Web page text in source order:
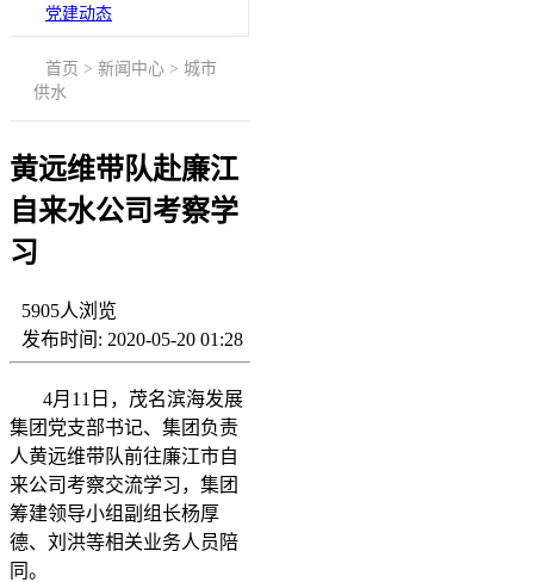
党建动态
首页 > 新闻中心 > 城市
供水
黄远维带队赴廉江
自来水公司考察学
习
5905人浏览
发布时间: 2020-05-20 01:28
4月11日，茂名滨海发展
集团党支部书记、集团负责
人黄远维带队前往廉江市自
来公司考察交流学习，集团
筹建领导小组副组长杨厚
德、刘洪等相关业务人员陪
同。